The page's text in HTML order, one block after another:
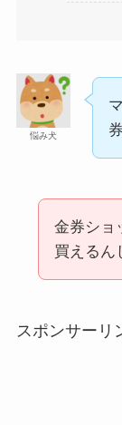
均で売ってる
悩み犬
金券ショ
買えるん
スポンサーリ